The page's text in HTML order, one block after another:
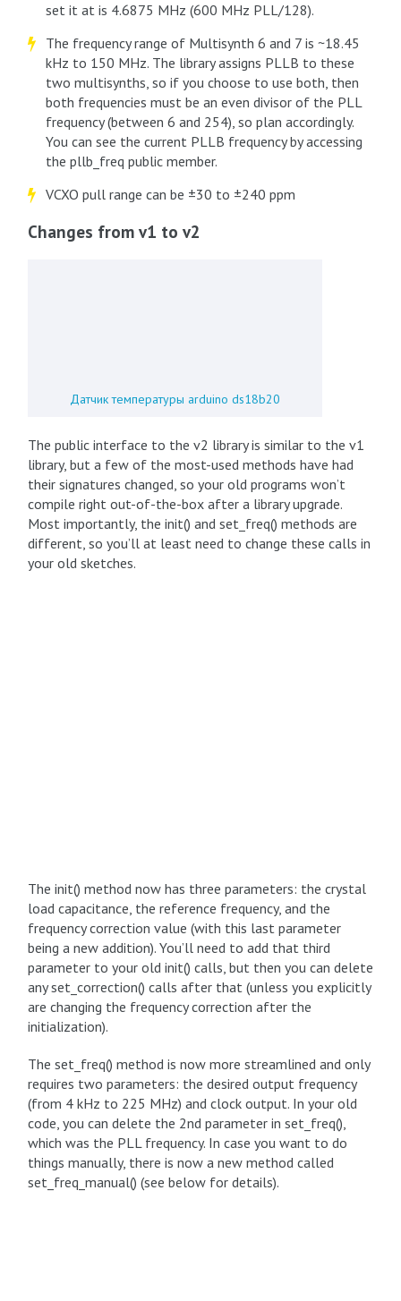
set it at is 4.6875 MHz (600 MHz PLL/128).
The frequency range of Multisynth 6 and 7 is ~18.45
kHz to 150 MHz. The library assigns PLLB to these
two multisynths, so if you choose to use both, then
both frequencies must be an even divisor of the PLL
frequency (between 6 and 254), so plan accordingly.
You can see the current PLLB frequency by accessing
the pllb_freq public member.
VCXO pull range can be ±30 to ±240 ppm
Changes from v1 to v2
Датчик температуры arduino ds18b20
The public interface to the v2 library is similar to the v1
library, but a few of the most-used methods have had
their signatures changed, so your old programs won’t
compile right out-of-the-box after a library upgrade.
Most importantly, the init() and set_freq() methods are
different, so you’ll at least need to change these calls in
your old sketches.
The init() method now has three parameters: the crystal
load capacitance, the reference frequency, and the
frequency correction value (with this last parameter
being a new addition). You’ll need to add that third
parameter to your old init() calls, but then you can delete
any set_correction() calls after that (unless you explicitly
are changing the frequency correction after the
initialization).
The set_freq() method is now more streamlined and only
requires two parameters: the desired output frequency
(from 4 kHz to 225 MHz) and clock output. In your old
code, you can delete the 2nd parameter in set_freq(),
which was the PLL frequency. In case you want to do
things manually, there is now a new method called
set_freq_manual() (see below for details).